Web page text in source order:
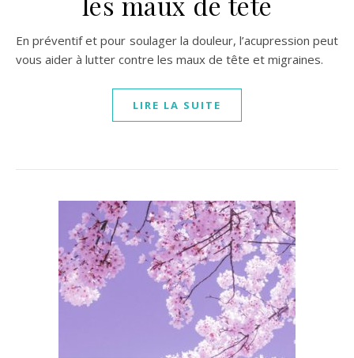
En préventif et pour soulager la douleur, l’acupression peut
vous aider à lutter contre les maux de tête et migraines.
LIRE LA SUITE